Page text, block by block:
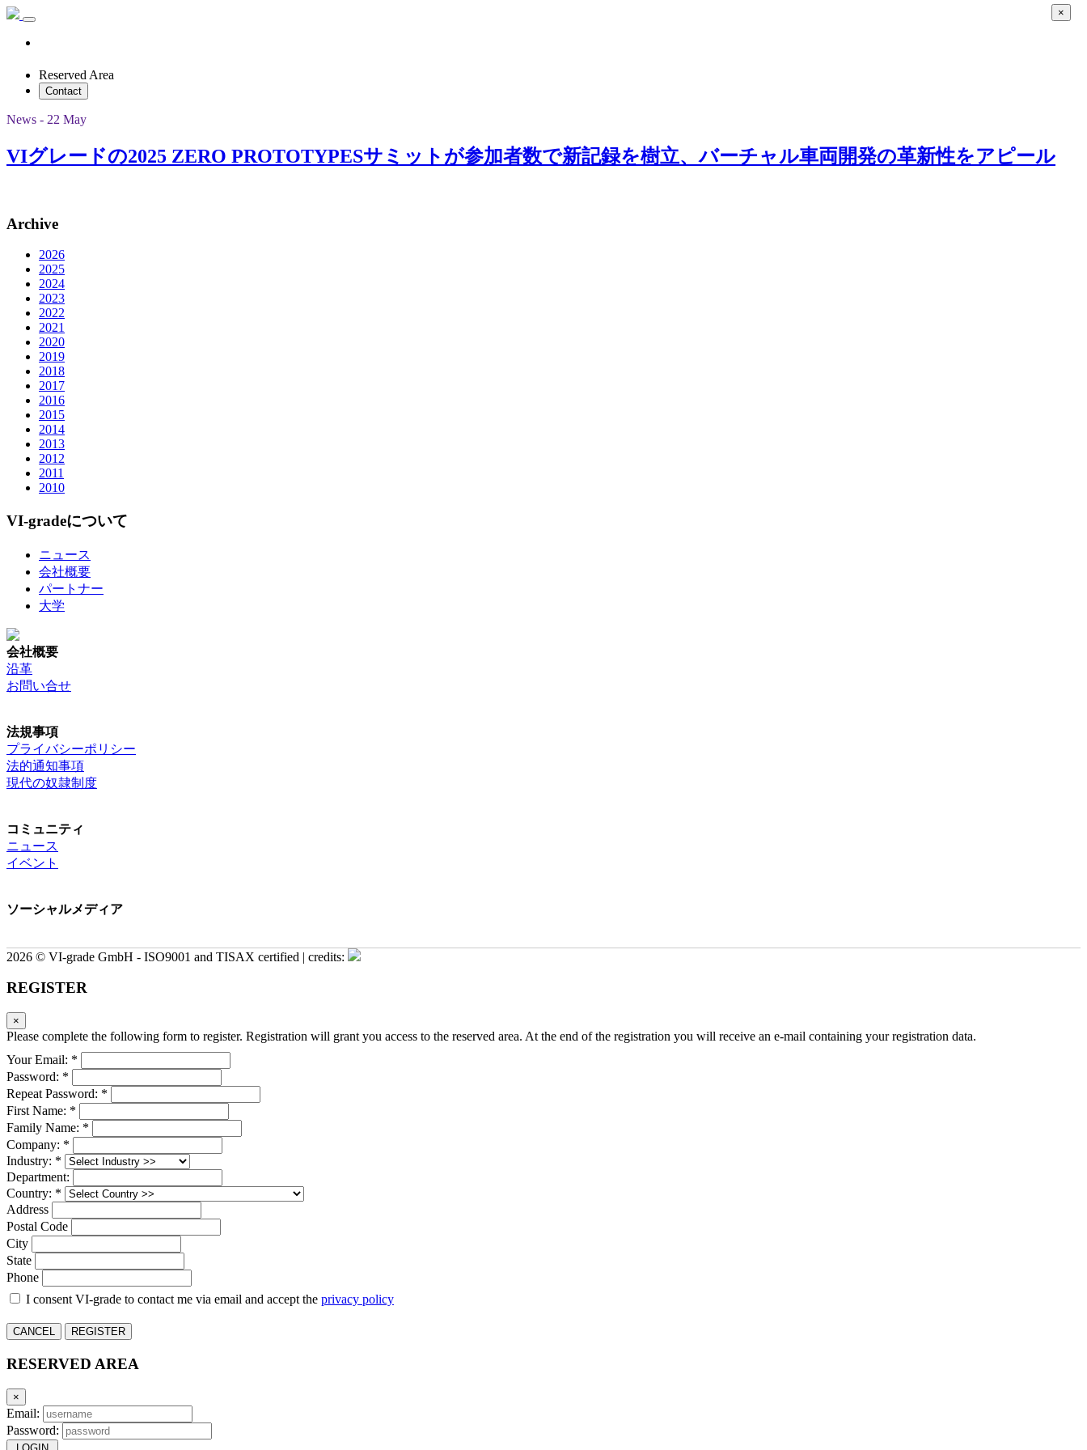
Reserved Area
Contact
News - 22 May
VIグレードの2025 ZERO PROTOTYPESサミットが参加者数で新記録を樹立、バーチャル車両開発の革新性をアピール
Archive
2026
2025
2024
2023
2022
2021
2020
2019
2018
2017
2016
2015
2014
2013
2012
2011
2010
VI-gradeについて
ニュース
会社概要
パートナー
大学
会社概要
沿革
お問い合せ
法規事項
プライバシーポリシー
法的通知事項
現代の奴隷制度
コミュニティ
ニュース
イベント
ソーシャルメディア
2026 © VI-grade GmbH - ISO9001 and TISAX certified | credits:
REGISTER
×
Please complete the following form to register. Registration will grant you access to the reserved area. At the end of the registration you will receive an e-mail containing your registration data.
Your Email: *
Password: *
Repeat Password: *
First Name: *
Family Name: *
Company: *
Industry: *
Department:
Country: *
Address
Postal Code
City
State
Phone
I consent VI-grade to contact me via email and accept the privacy policy
CANCEL REGISTER
RESERVED AREA
×
Email:
Password:
×